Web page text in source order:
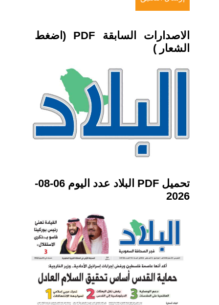
الاصدارات السابقة PDF (اضغط
الشعار )
تحميل PDF البلاد عدد اليوم 06-08-
2026